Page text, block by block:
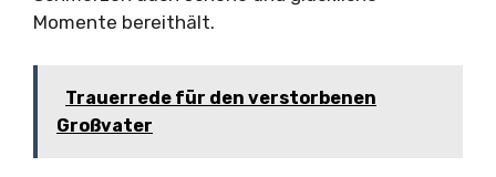
Momente bereithält.
Trauerrede für den verstorbenen
Großvater